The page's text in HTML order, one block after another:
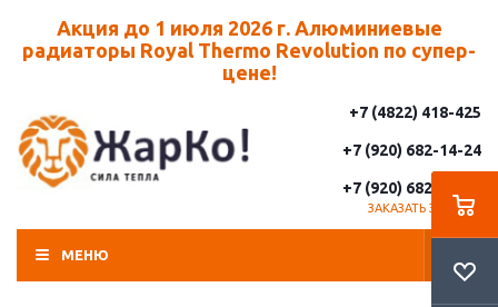
Акция до 1 июля 2026 г. Алюминиевые
радиаторы Royal Thermo Revolution по супер-
цене!
+7 (4822) 418-425
+7 (920) 682-14-24
+7 (920) 682-14-25
ЗАКАЗАТЬ ЗВОНОК
МЕНЮ